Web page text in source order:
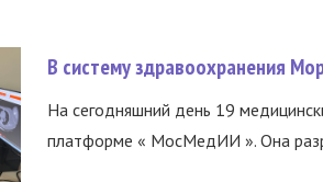
В систему здравоохранения
На сегодняшний день 19
платформе « МосМедИИ ». Она